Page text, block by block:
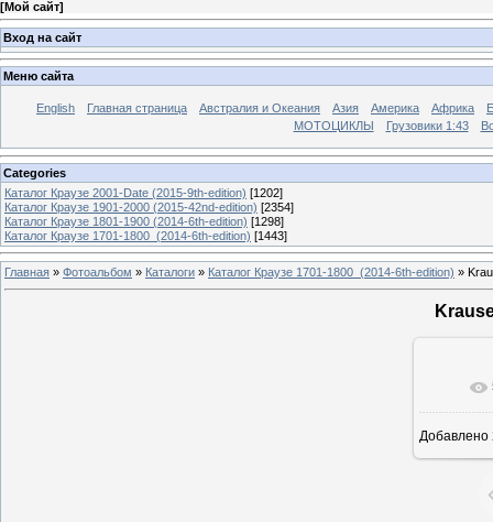
[Мой сайт]
Вход на сайт
Меню сайта
English Главная страница Австралия и Океания Азия Америка Африка
МОТОЦИКЛЫ
Грузовики 1:43
Categories
Каталог Краузе 2001-Date (2015-9th-edition) [1202]
Каталог Краузе 1901-2000 (2015-42nd-edition) [2354]
Каталог Краузе 1801-1900 (2014-6th-edition) [1298]
Каталог Краузе 1701-1800_(2014-6th-edition) [1443]
Главная » Фотоальбом » Каталоги » Каталог Краузе 1701-1800_(2014-6th-edition) »
Добавлено